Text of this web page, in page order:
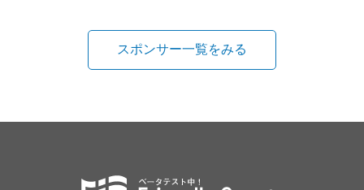
スポンサー一覧をみる